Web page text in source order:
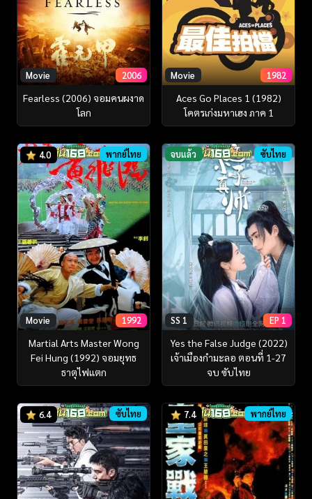
Movie 2006
Fearless (2006) จอมคนผงาด
โลก
Movie 1982
Aces Go Places 1 (1982)
โคตรเก่งมหาเฮง ภาค 1
4.0 พากย์ไทย
Movie 1992
Martial Arts Master Wong
Fei Hung (1992) จอมยุทธ
ธาตุไฟแตก
จบแล้ว ซับไทย
SS 1 EP 1
Yes the False Judge (2022)
เจ้าเมืองกำมะลอ ตอนที่ 1-27
จบ ซับไทย
6.4 ซับไทย 7.4 พากย์ไทย